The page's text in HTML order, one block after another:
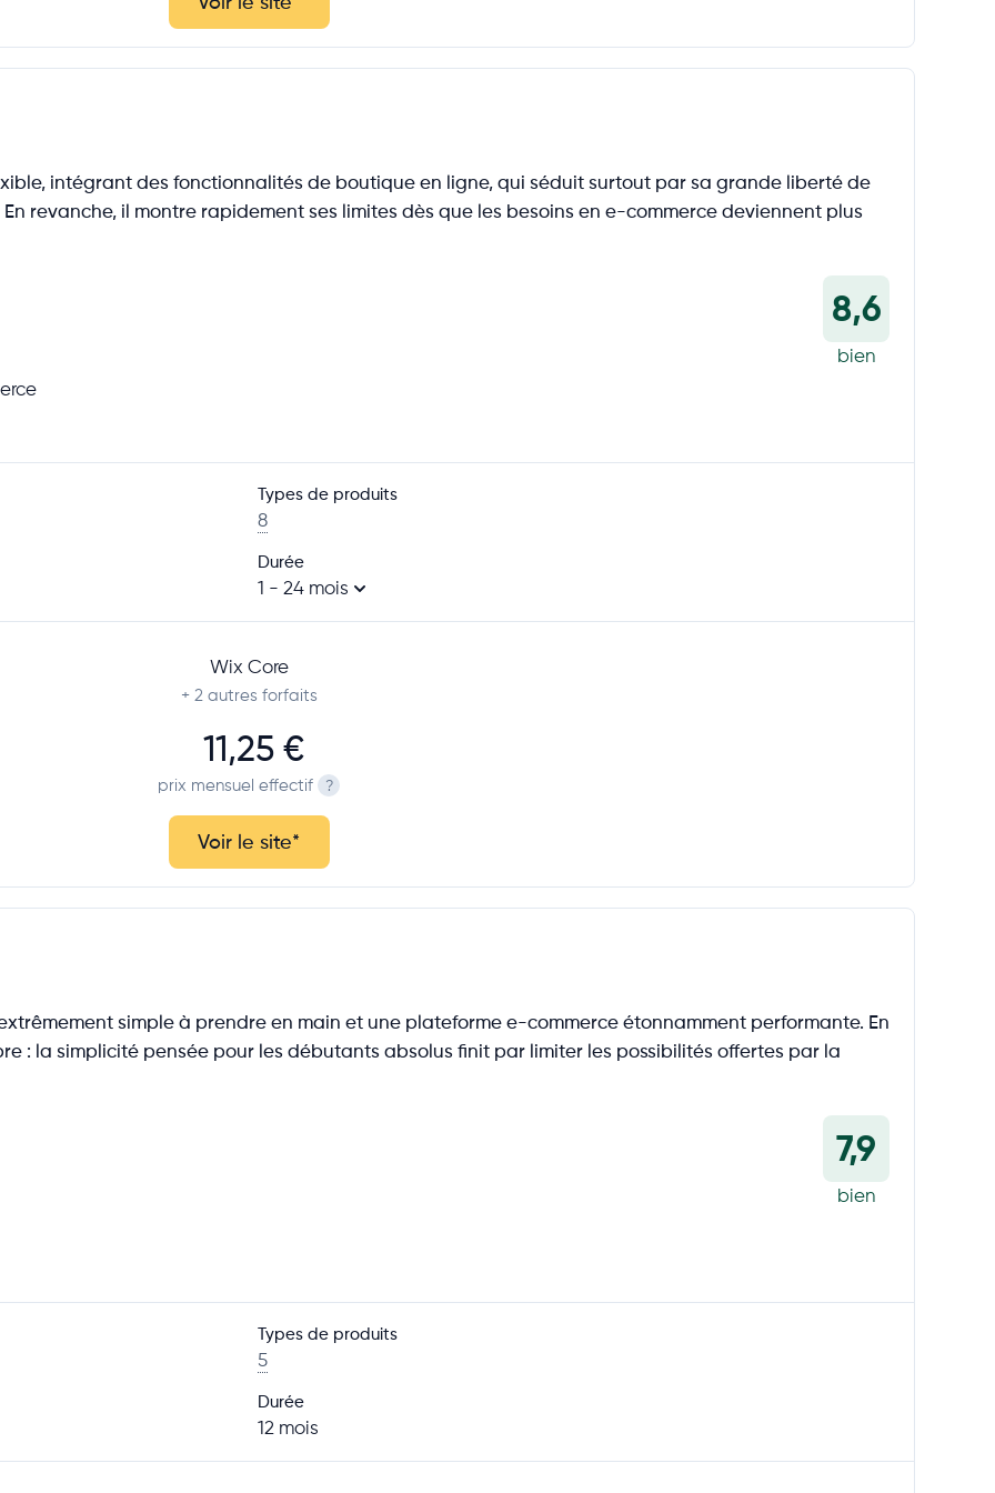
intégrant des fonctionnalités de boutique en ligne, qui séduit surtout par sa grande liberté de
revanche, il montre rapidement ses limites dès que les besoins en e-commerce deviennent plus
8,6
bien
Types de produits
8
Durée
1 - 24 mois
Wix Core
+ 2 autres forfaits
11,25 €
prix mensuel effectif ?
Voir le site*
simple à prendre en main et une plateforme e-commerce étonnamment performante. En
: la simplicité pensée pour les débutants absolus finit par limiter les possibilités offertes par la
7,9
bien
Types de produits
5
Durée
12 mois